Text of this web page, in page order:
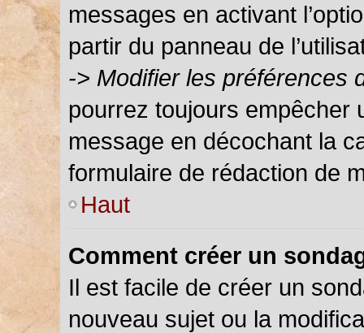
messages en activant
partir du panneau de
-> Modifier les préférences
pourrez toujours empêcher
message en décochant la
formulaire de rédaction de
Haut
Comment créer un
Il est facile de créer un
nouveau sujet ou la